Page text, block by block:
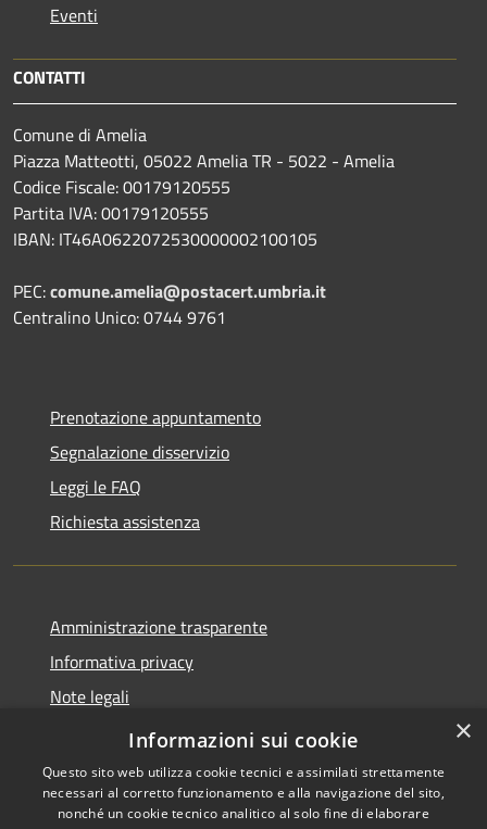
Eventi
CONTATTI
Comune di Amelia
Piazza Matteotti, 05022 Amelia TR - 5022 - Amelia
Codice Fiscale: 00179120555
Partita IVA: 00179120555
IBAN: IT46A0622072530000002100105
PEC:comune.amelia@postacert.umbria.it
Centralino Unico: 0744 9761
Prenotazione appuntamento
Segnalazione disservizio
Leggi le FAQ
Richiesta assistenza
Amministrazione trasparente
Informativa privacy
Note legali
Dichiarazione di accessibilità
×
Informazioni sui cookie
Questo sito web utilizza cookie tecnici e assimilati strettamente
necessari al corretto funzionamento e alla navigazione del sito,
nonché un cookie tecnico analitico al solo fine di elaborare